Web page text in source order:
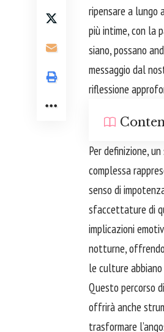
ripensare a lungo
più intime, con la
siano, possano
messaggio dal
riflessione
Per definizione,
complessa
senso di
sfaccettature di
implicazioni
notturne,
le culture
Questo percorso
offrirà anche
trasformare